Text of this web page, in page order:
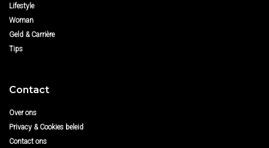
Lifestyle
Woman
Geld & Carrière
Tips
Contact
Over ons
Privacy & Cookies beleid
Contact ons